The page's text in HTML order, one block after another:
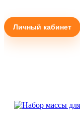
Личный кабинет